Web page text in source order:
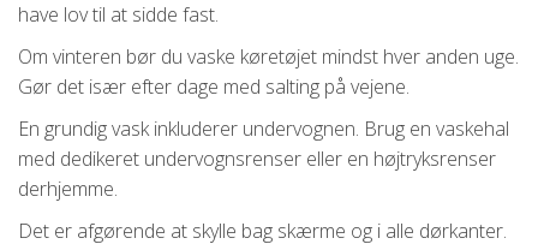
have lov til at sidde fast.
Om vinteren bør du vaske køretøjet mindst hver anden uge.
Gør det især efter dage med salting på vejene.
En grundig vask inkluderer undervognen. Brug en vaskehal
med dedikeret undervognsrenser eller en højtryksrenser
derhjemme.
Det er afgørende at skylle bag skærme og i alle dørkanter.